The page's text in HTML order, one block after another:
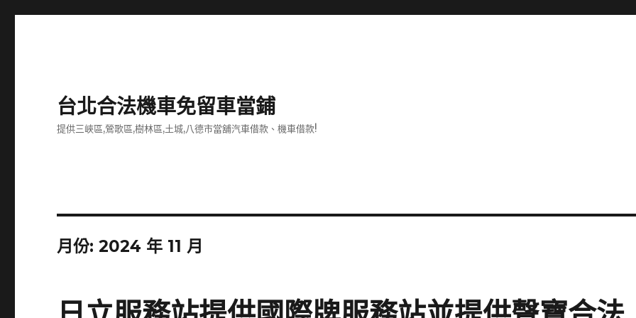
台北合法機車免留車當鋪
提供三峽區,鶯歌區,樹林區,土城,八德市當舖汽車借款、機車借款!
月份:2024 年 11 月